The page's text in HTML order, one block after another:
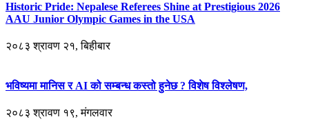
Historic Pride: Nepalese Referees Shine at Prestigious 2026
AAU Junior Olympic Games in the USA
२०८३ श्रावण २१, बिहीबार
भविष्यमा मानिस र AI को सम्बन्ध कस्तो हुनेछ ? विशेष विश्लेषण,
२०८३ श्रावण १९, मंगलवार